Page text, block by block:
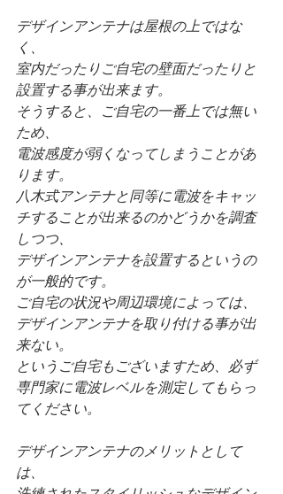
デザインアンテナは屋根の上ではな
く、
室内だったりご自宅の壁面だったりと
設置する事が出来ます。
そうすると、ご自宅の一番上では無い
ため、
電波感度が弱くなってしまうことがあ
ります。
八木式アンテナと同等に電波をキャッ
チすることが出来るのかどうかを調査
しつつ、
デザインアンテナを設置するというの
が一般的です。
ご自宅の状況や周辺環境によっては、
デザインアンテナを取り付ける事が出
来ない。
というご自宅もございますため、必ず
専門家に電波レベルを測定してもらっ
てください。
デザインアンテナのメリットとして
は、